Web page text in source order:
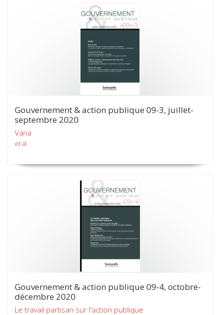
Gouvernement & action publique 09-3, juillet-
septembre 2020
Varia
et al.
Gouvernement & action publique 09-4, octobre-
décembre 2020
Le travail partisan sur l'action publique